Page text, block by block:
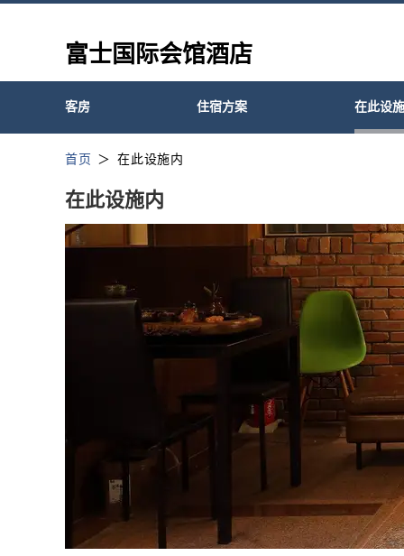
富士国际会馆酒店
客房 住宿方案 在此设
首页 在此设施内
在此设施内